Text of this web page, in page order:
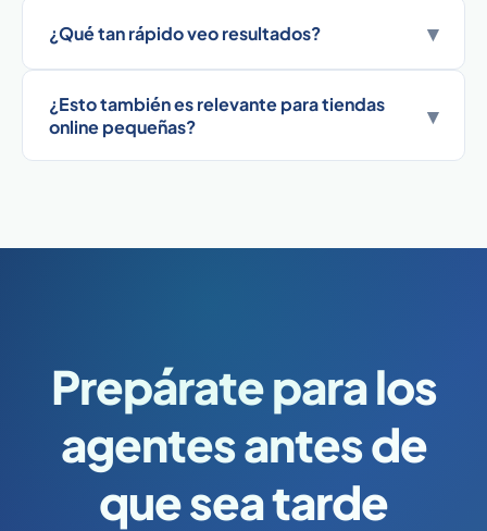
¿Qué tan rápido veo resultados? ▾
¿Esto también es relevante para tiendas
online pequeñas?
▾
Prepárate para los
agentes antes de
que sea tarde